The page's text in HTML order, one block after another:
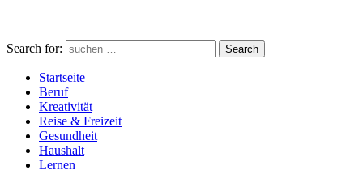
Search for: Search
Startseite
Beruf
Kreativität
Reise & Freizeit
Gesundheit
Haushalt
Lernen